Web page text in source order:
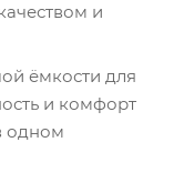
и
ёмкости для
и комфорт
одном